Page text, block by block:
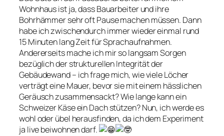
Wohnhaus ist ja, dass Bauarbeiter und ihre
Bohrhämmer sehr oft Pause machen müssen. Dann
habe ich zwischendurch immer wieder einmal rund
15 Minuten lang Zeit für Sprachaufnahmen.
Andererseits mache ich mir so langsam Sorgen
bezüglich der strukturellen Integrität der
Gebäudewand – ich frage mich, wie viele Löcher
verträgt eine Mauer, bevor sie mit einem hässlichen
Geräusch zusammensackt? Wie lange kann ein
Schweizer Käse ein Dach stützen? Nun, ich werde es
wohl oder übel herausfinden, da ich dem Experiment
ja live beiwohnen darf.